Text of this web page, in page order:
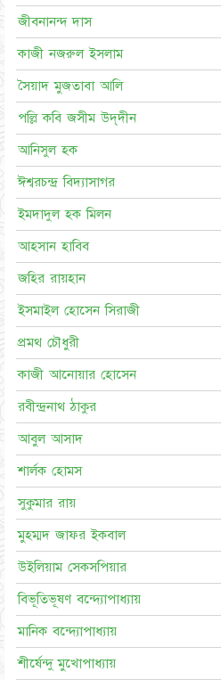
জীবনানন্দ দাস
কাজী নজরুল ইসলাম
সৈয়াদ মুজতাবা আলি
পল্লি কবি জসীম উদ্‌দীন
আনিসুল হক
ঈশ্বরচন্দ্র বিদ্যাসাগর
ইমদাদুল হক মিলন
আহসান হাবিব
জহির রায়হান
ইসমাইল হোসেন সিরাজী
প্রমথ চৌধুরী
কাজী আনোয়ার হোসেন
রবীন্দ্রনাথ ঠাকুর
আবুল আসাদ
শার্লক হোমস
সুকুমার রায়
মুহম্মদ জাফর ইকবাল
উইলিয়াম সেকসপিয়ার
বিভূতিভূষণ বন্দ্যোপাধ্যায়
মানিক বন্দ্যোপাধ্যায়
শীর্ষেন্দু মুখোপাধ্যায়